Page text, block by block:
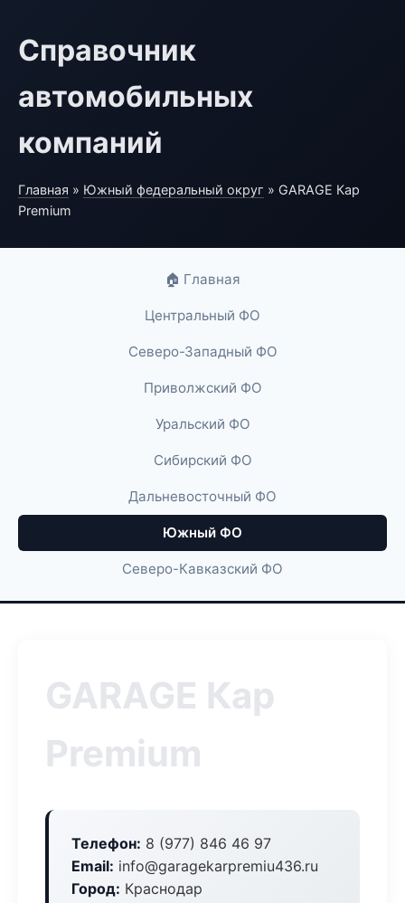
Справочник
автомобильных
компаний
Главная » Южный федеральный округ » GARAGE Кар
Premium
🏠 Главная
Центральный ФО
Северо-Западный ФО
Приволжский ФО
Уральский ФО
Сибирский ФО
Дальневосточный ФО
Южный ФО
Северо-Кавказский ФО
GARAGE Кар
Premium
Телефон: 8 (977) 846 46 97
Email: info@garagekarpremiu436.ru
Город: Краснодар